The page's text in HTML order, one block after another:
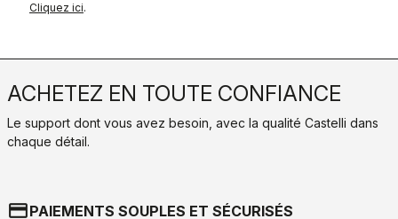
Cliquez ici.
ACHETEZ EN TOUTE CONFIANCE
Le support dont vous avez besoin, avec la qualité Castelli dans
chaque détail.
credit_cardPAIEMENTS SOUPLES ET SÉCURISÉS